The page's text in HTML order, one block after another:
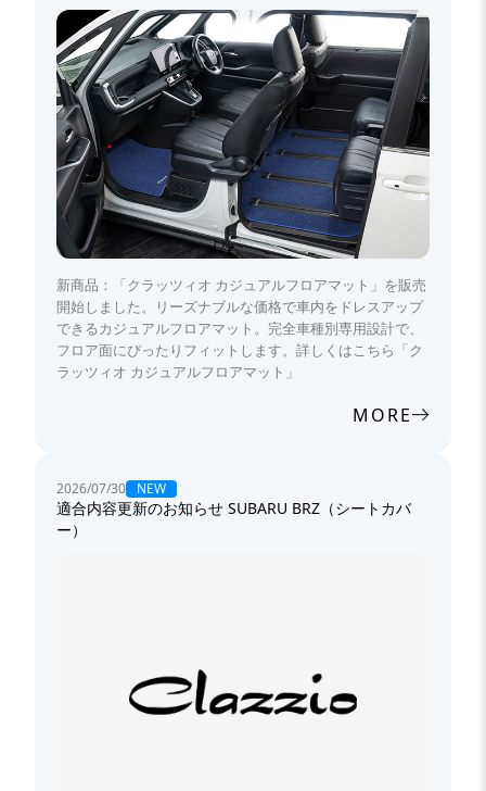
新商品：「クラッツィオ カジュアルフロアマット」を販売
開始しました。リーズナブルな価格で車内をドレスアップ
できるカジュアルフロアマット。完全車種別専用設計で、
フロア面にぴったりフィットします。詳しくはこちら「ク
ラッツィオ カジュアルフロアマット」
MORE
2026/07/30 NEW
適合内容更新のお知らせ SUBARU BRZ（シートカバ
ー）